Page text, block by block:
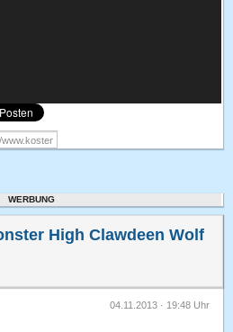
WERBUNG
High Clawdeen Wolf
04.11.2013 · 19:48 Uhr